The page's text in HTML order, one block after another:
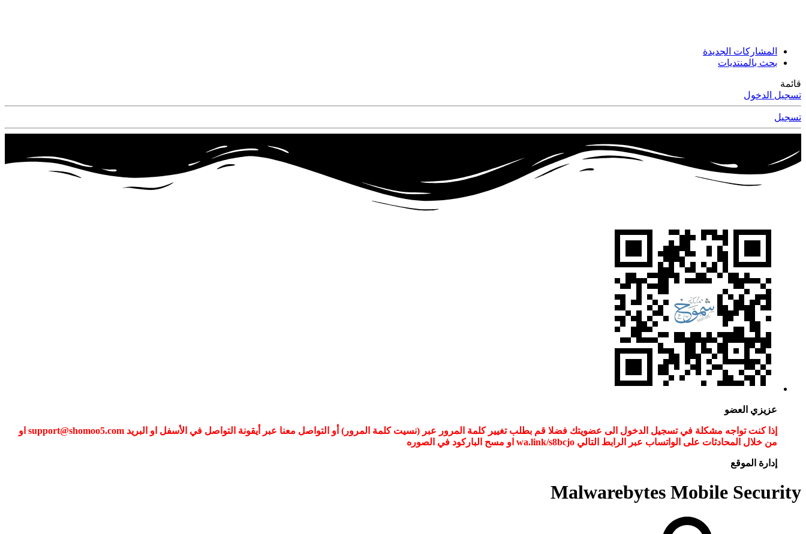
المشاركات الجديدة
بحث بالمنتديات
قائمة
تسجيل الدخول
تسجيل
عزيزي العضو
إذا كنت تواجه مشكلة في تسجيل الدخول الى عضويتك فضلا قم بطلب تغيير كلمة المرور عبر (نسيت كلمة المرور) أو التواصل معنا عبر أيقونة التواصل في الأسفل او البريد support@shomoo5.com او
من خلال المحادثات على الواتساب عبر الرابط التالي wa.link/s8bcjo او مسح الباركود في الصوره
إدارة الموقع
Malwarebytes Mobile Security